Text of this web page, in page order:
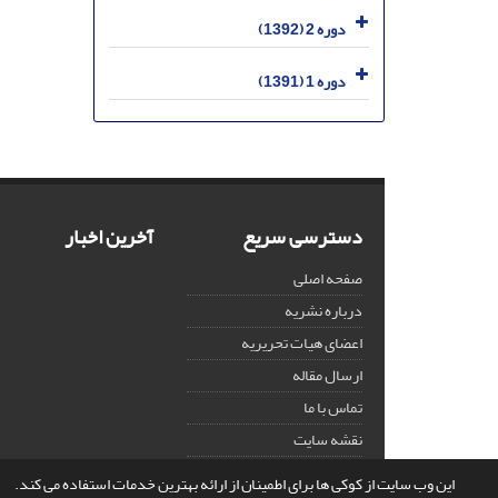
این وب سایت از کوکی ها برای اطمینان از ارائه بهترین خدمات استفاده می کند.
دوره 2 (1392)
دوره 1 (1391)
دسترسی سریع
صفحه اصلی
درباره نشریه
اعضای هیات تحریریه
ارسال مقاله
تماس با ما
نقشه سایت
آخرین اخبار